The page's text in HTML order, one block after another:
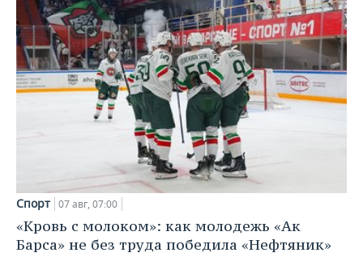
Спорт 07 авг, 07:00
«Кровь с молоком»: как молодежь «Ак
Барса» не без труда победила «Нефтяник»